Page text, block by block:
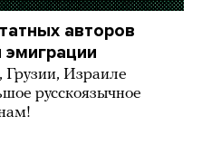
авторов
эмиграции
Израиле
русскоязычное